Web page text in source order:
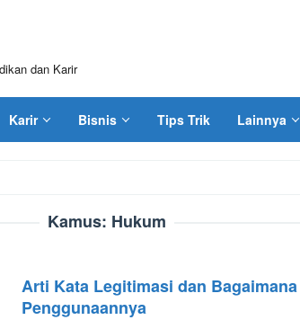
dan Karir
Karir Bisnis Tips Trik Lainnya
Kamus: Hukum
Arti Kata Legitimasi dan
Penggunaannya